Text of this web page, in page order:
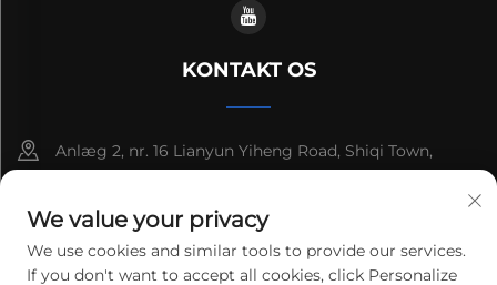
KONTAKT OS
Anlæg 2, nr. 16 Lianyun Yiheng Road, Shiqi Town,
+86-13192436782
[email protected]
We value your privacy
We use cookies and similar tools to provide our services.
If you don't want to accept all cookies, click Personalize